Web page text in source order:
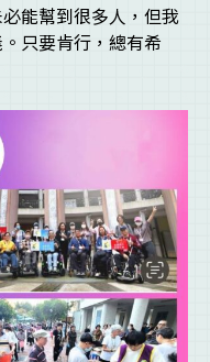
能幫到很多人，但我
只要肯行，總有希